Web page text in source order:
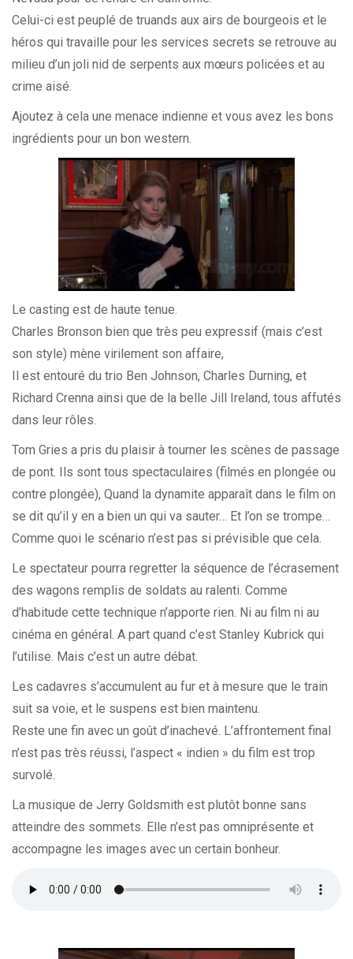
Celui-ci est peuplé de truands aux airs de bourgeois et le
héros qui travaille pour les services secrets se retrouve au
milieu d’un joli nid de serpents aux mœurs policées et au
crime aisé.
Ajoutez à cela une menace indienne et vous avez les bons
ingrédients pour un bon western.
Le casting est de haute tenue.
Charles Bronson bien que très peu expressif (mais c’est
son style) mène virilement son affaire,
Il est entouré du trio Ben Johnson, Charles Durning, et
Richard Crenna ainsi que de la belle Jill Ireland, tous affutés
dans leur rôles.
Tom Gries a pris du plaisir à tourner les scènes de passage
de pont. Ils sont tous spectaculaires (filmés en plongée ou
contre plongée), Quand la dynamite apparaît dans le film on
se dit qu’il y en a bien un qui va sauter… Et l’on se trompe…
Comme quoi le scénario n’est pas si prévisible que cela.
Le spectateur pourra regretter la séquence de l’écrasement
des wagons remplis de soldats au ralenti. Comme
d’habitude cette technique n’apporte rien. Ni au film ni au
cinéma en général. A part quand c’est Stanley Kubrick qui
l’utilise. Mais c’est un autre débat.
Les cadavres s’accumulent au fur et à mesure que le train
suit sa voie, et le suspens est bien maintenu.
Reste une fin avec un goût d’inachevé. L’affrontement final
n’est pas très réussi, l’aspect « indien » du film est trop
survolé.
La musique de Jerry Goldsmith est plutôt bonne sans
atteindre des sommets. Elle n’est pas omniprésente et
accompagne les images avec un certain bonheur.